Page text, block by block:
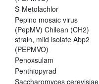
S-Metolachlor
Pepino mosaic virus
(PepMV) Chilean (CH2)
strain, mild isolate Abp2
(PEPMVO)
Penoxsulam
Penthiopyrad
Saccharomyces cerevisiae